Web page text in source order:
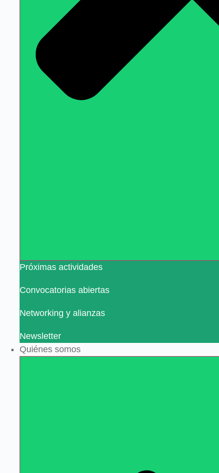
Próximas actividades
Convocatorias abiertas
Networking y alianzas
Newsletter
Quiénes somos